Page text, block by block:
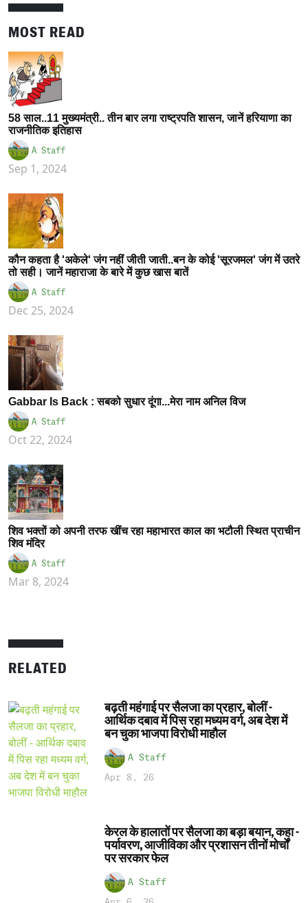
MOST READ
58 साल..11 मुख्यमंत्री.. तीन बार लगा राष्ट्रपति शासन, जानें हरियाणा का
राजनीतिक इतिहास
A Staff
Sep 1, 2024
कौन कहता है 'अकेले' जंग नहीं जीती जाती..बन के कोई 'सूरजमल' जंग में उतरे
तो सही। जानें महाराजा के बारे में कुछ खास बातें
A Staff
Dec 25, 2024
Gabbar Is Back : सबको सुधार दूंगा...मेरा नाम अनिल विज
A Staff
Oct 22, 2024
शिव भक्तों को अपनी तरफ खींच रहा महाभारत काल का भटौली स्थित प्राचीन
शिव मंदिर
A Staff
Mar 8, 2024
RELATED
बढ़ती महंगाई पर सैलजा का प्रहार, बोलीं -
आर्थिक दबाव में पिस रहा मध्यम वर्ग, अब देश में
बन चुका भाजपा विरोधी माहौल
A Staff
Apr 8, 26
केरल के हालातों पर सैलजा का बड़ा बयान, कहा -
पर्यावरण, आजीविका और प्रशासन तीनों मोर्चों
पर सरकार फेल
A Staff